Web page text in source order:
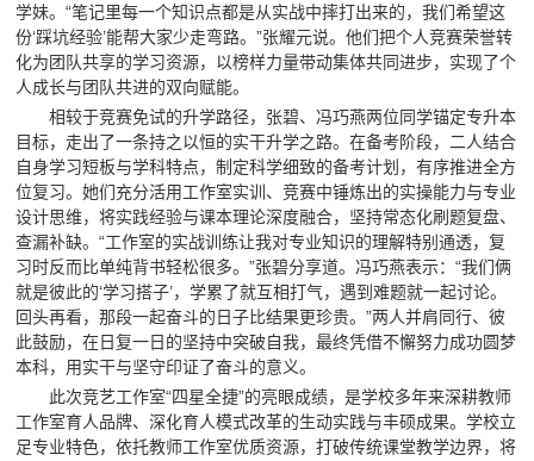
学妹。“笔记里每一个知识点都是从实战中摔打出来的，我们希望这
份‘踩坑经验’能帮大家少走弯路。”张耀元说。他们把个人竞赛荣誉转
化为团队共享的学习资源，以榜样力量带动集体共同进步，实现了个
人成长与团队共进的双向赋能。
相较于竞赛免试的升学路径，张碧、冯巧燕两位同学锚定专升本
目标，走出了一条持之以恒的实干升学之路。在备考阶段，二人结合
自身学习短板与学科特点，制定科学细致的备考计划，有序推进全方
位复习。她们充分活用工作室实训、竞赛中锤炼出的实操能力与专业
设计思维，将实践经验与课本理论深度融合，坚持常态化刷题复盘、
查漏补缺。“工作室的实战训练让我对专业知识的理解特别通透，复
习时反而比单纯背书轻松很多。”张碧分享道。冯巧燕表示：“我们俩
就是彼此的‘学习搭子’，学累了就互相打气，遇到难题就一起讨论。
回头再看，那段一起奋斗的日子比结果更珍贵。”两人并肩同行、彼
此鼓励，在日复一日的坚持中突破自我，最终凭借不懈努力成功圆梦
本科，用实干与坚守印证了奋斗的意义。
此次竞艺工作室“四星全捷”的亮眼成绩，是学校多年来深耕教师
工作室育人品牌、深化育人模式改革的生动实践与丰硕成果。学校立
足专业特色，依托教师工作室优质资源，打破传统课堂教学边界，将